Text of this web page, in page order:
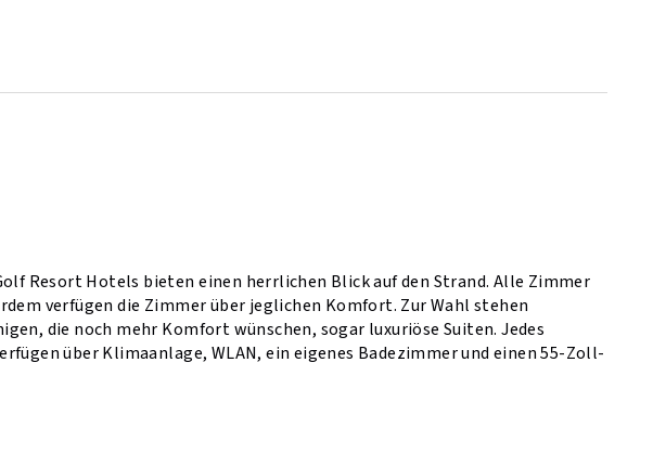
Resort Hotels bieten einen herrlichen Blick auf den Strand. Alle Zimmer
verfügen die Zimmer über jeglichen Komfort. Zur Wahl stehen
die noch mehr Komfort wünschen, sogar luxuriöse Suiten. Jedes
über Klimaanlage, WLAN, ein eigenes Badezimmer und einen 55-Zoll-